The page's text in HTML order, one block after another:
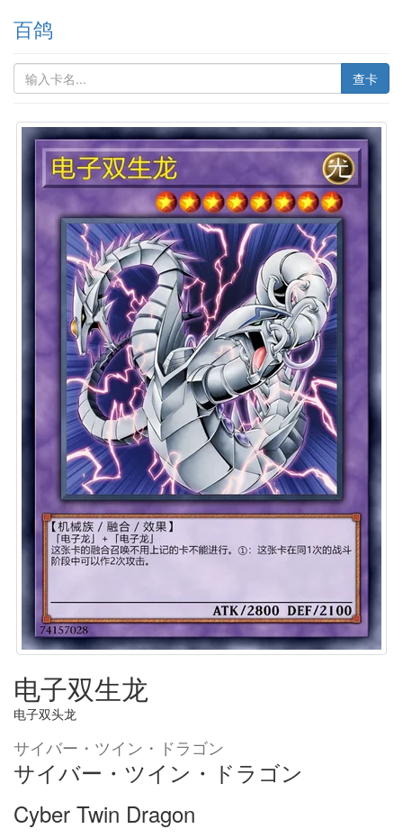
百鸽
查卡
电子双生龙
电子双头龙
サイバー・ツイン・ドラゴン
サイバー・ツイン・ドラゴン
Cyber Twin Dragon